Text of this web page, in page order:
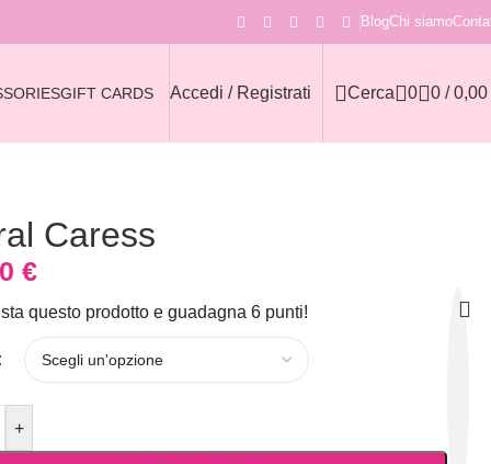
BlogChi siamo
GIFT CARDS Accedi / Registrati Cerca 0 0 / 0,00
Caress
€
questo prodotto e guadagna 6 punti!
+